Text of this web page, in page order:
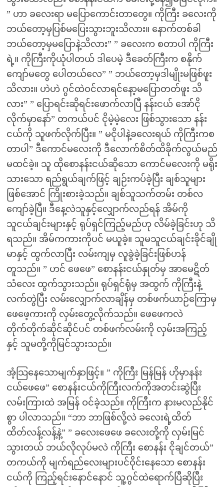
” ဟာ ခလေးရာ မပြောကောင်းတာတွေ။ ကိုကြီး ခလေးကို
ဘယ်တော့မှပြစ်မပြေးသွားဘူးသိလား။ နောက်တစ်ခါ
ဘယ်တော့မှမပြောနဲ့သိလား” ” ခလေးက စတာပါ ကိုကြီး
ရဲ့။ ကိုကြီးကိုယုံပါတယ် ဒါပေမဲ့ ဒီခေတ်ကြီးက စနိုက်
ကျော်မတွေ ပေါတယ်လေ” ” ဘယ်တော့မှဒါမျိုးမဖြစ်ဖူး
သိလား။ ဟဲဟဲ ဂွင်ထဲဝင်လာရင်နော့မပြောတတ်ဖူး သိ
လား” ” ပြောရင်းဆိုရင်းဖောက်လာပြီ နန်းငယ် အော်ငို
လိုက်မှာနော်” တကယ်ပင် ငိုမဲ့မဲ့လေး ဖြစ်သွားသော နန်း
ငယ်ကို သူဖက်လိုက်ပြီး။ ” မငိုပါနဲ့ခလေးရယ် ကိုကြီးကစ
တာပါ” ဒီကောင်မလေးကို ဒီလောက်စိတ်ထိခိုက်လွယ်မည်
မထင်ခဲ့။ သူ ထိုစောနန်းငယ်ဆိုသော ကောင်မလေးကို မရိုး
သားသော ရည်ရွယ်ချက်ဖြင့် ချဉ်းကပ်ခဲ့ပြီး ချစ်သူများ
ဖြစ်အောင် ကြိုးစားခဲ့သည်။ ချစ်သူသက်တမ်း တစ်လ
ကျော်ခဲ့ပြီ။ ဒီနေ့လဲသူနှင့်လျှောက်လည်ရန် အိမ်ကို
သူငယ်ချင်းများနှင့် ရုပ်ရှင်ကြည့်မည်ဟု လိမ်ခဲ့ခြင်းဟု သိ
ရသည်။ အိမ်ကကားကိုပင် မယူခဲ့။ သူမသူငယ်ချင်းခိုင်ချို
မာနှင့် ထွက်လာပြီး လမ်းကျမှ လူခွဲခဲ့ခြင်းဖြစ်ဟန်
တူသည်။ ” ဟင် ဖေဖေ” စောနန်းငယ်နှုတ်မှ အာမေဋိတ်
သံလေး ထွက်သွားသည်။ ရုပ်ရှင်ရုံမှ အထွက် ကိုကြီးနဲ့
လက်တွဲပြီး လမ်းလျှောက်လာချိန်မှ တစ်ဖက်ယာဉ်ကြောမှ
ဖေဖေ့ကားကို လှမ်းတွေ့လိုက်သည်။ ဖေဖေကလဲ
တိုက်တိုက်ဆိုင်ဆိုင်ပင် တစ်ဖက်လမ်းကို လှမ်းအကြည့်
နှင့် သူမတို့ကိုမြင်သွားသည်။
အံ့သြနေသောမျက်နှာဖြင့်။ ” ကိုကြီး မြန်မြန် ဟိုမှာနန်း
ငယ်ဖေဖေ” စောနန်းငယ်ကိုကြီးလက်ကိုအတင်းဆွဲပြီး
လမ်းကြားထဲ အမြန် ဝင်ခဲ့သည်။ ကိုကြီးက နားမလည်နိုင်
စွာ ပါလာသည်။ “ဘာ ဘာဖြစ်လို့လဲ ခလေးရဲ့ထိတ်
ထိတ်လန့်လန့်နဲ့” ” ခလေးဖေဖေ ခလေးတို့ကို လှမ်းမြင်
သွားတယ် ဘယ်လိုလုပ်မလဲ ကိုကြီး စောနန်း ငိုချင်တယ်”
တကယ်ကို မျက်ရည်လေးများပင်ဝိုင်းနေသော စောနန်း
ငယ်ကို ကြည့်ရင်းနောင်နောင် သူ့ဂွင်ထဲရောက်ပြီဆိုပြီး